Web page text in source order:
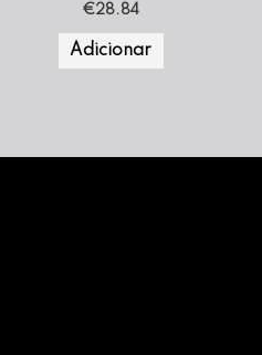
€28.84
Adicionar